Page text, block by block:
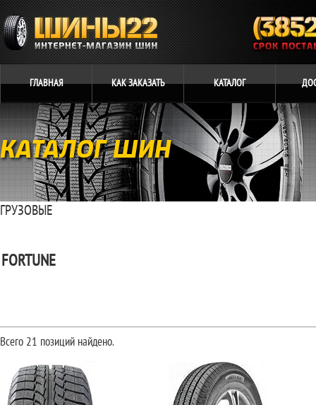
ГЛАВНАЯ КАКЗАКАЗАТЬ КАТАЛОГ
КАТАЛОГ ШИН
ГРУЗОВЫЕ
FORTUNE
Всего 21 позиций найдено.